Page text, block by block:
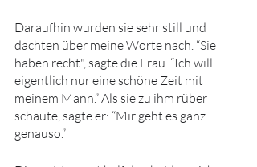
Daraufhin wurden sie sehr still und
dachten über meine Worte nach. “Sie
haben recht", sagte die Frau. “Ich will
eigentlich nur eine schöne Zeit mit
meinem Mann.” Als sie zu ihm rüber
schaute, sagte er: “Mir geht es ganz
genauso.”